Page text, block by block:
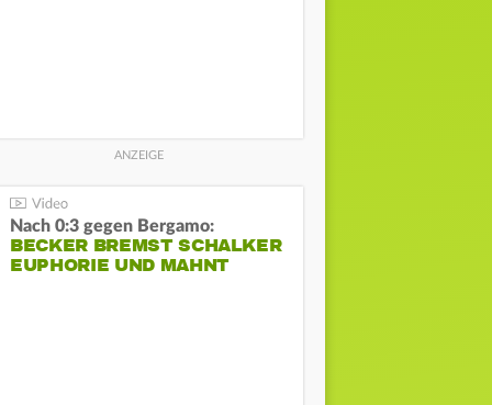
Nach 0:3 gegen Bergamo:
BECKER BREMST SCHALKER
EUPHORIE UND MAHNT